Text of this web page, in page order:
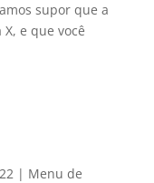
supor que a
e que você
| Menu de